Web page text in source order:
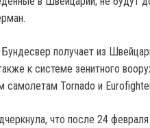
Бундесвер получает из
к системе зенитного
самолетам Tornado и
что после 24